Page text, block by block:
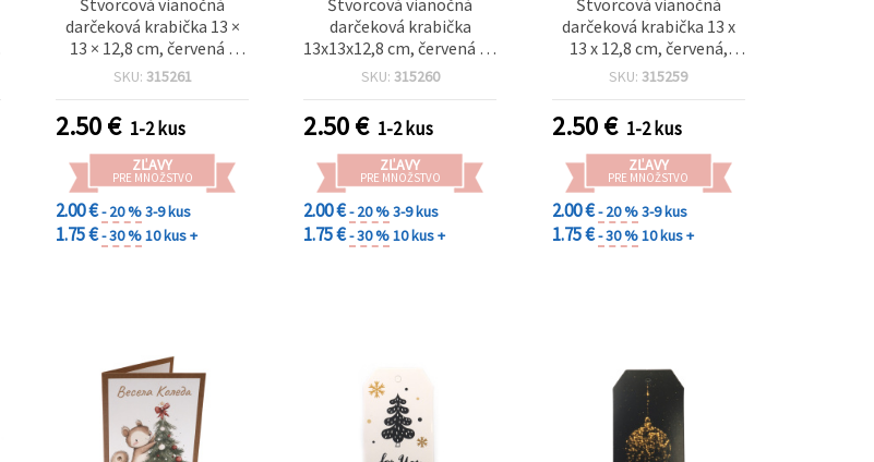
darčeková krabička 13 ×
13 × 12,8 cm, červená s
motívom Santa Clausa
SKU: 315261
2.50€ 1-2 kus
ZĽAVY
PRE MNOŽSTVO
2.00 €- 20 %3-9 kus
1.75 €- 30 %10 kus +
darčeková krabička
13x13x12,8 cm, červená so
Santa Clausom a
SKU: 315260
2.50€ 1-2 kus
ZĽAVY
PRE MNOŽSTVO
2.00 €- 20 %3-9 kus
1.75 €- 30 %10 kus +
darčeková krabička 13 x
13 x 12,8 cm, červená,
motív snehuliaka
SKU:315259
2.50€ 1-2 kus
ZĽAVY
PRE MNOŽSTVO
2.00 €- 20 %3-9 kus
1.75 €- 30 %10 kus +